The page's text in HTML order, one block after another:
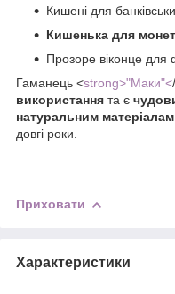
Кишені для
Кишенька для монет
Прозоре віконце
Гаманець <strong>"Маки"<
використання та є
натуральним матеріалам
довгі роки.
Приховати
Характеристики